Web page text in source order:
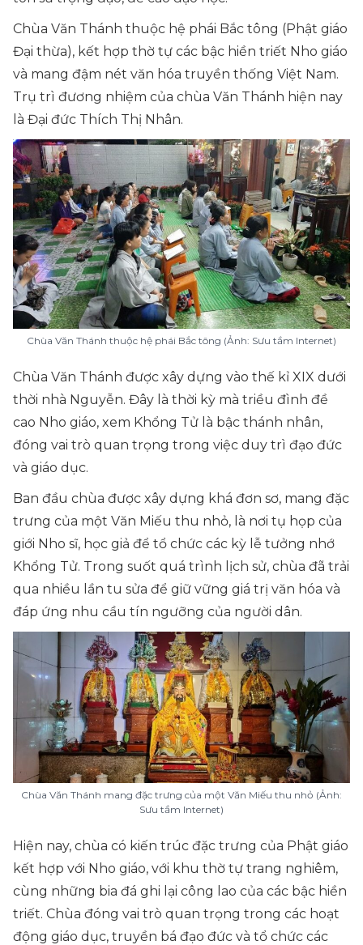
Chùa Văn Thánh thuộc hệ phái Bắc tông (Phật giáo
Đại thừa), kết hợp thờ tự các bậc hiền triết Nho giáo
và mang đậm nét văn hóa truyền thống Việt Nam.
Trụ trì đương nhiệm của chùa Văn Thánh hiện nay
là Đại đức Thích Thị Nhân.
Chùa Văn Thánh thuộc hệ phái Bắc tông (Ảnh: Sưu tầm Internet)
Chùa Văn Thánh được xây dựng vào thế kỉ XIX dưới
thời nhà Nguyễn. Đây là thời kỳ mà triều đình đề
cao Nho giáo, xem Khổng Tử là bậc thánh nhân,
đóng vai trò quan trọng trong việc duy trì đạo đức
và giáo dục.
Ban đầu chùa được xây dựng khá đơn sơ, mang đặc
trưng của một Văn Miếu thu nhỏ, là nơi tụ họp của
giới Nho sĩ, học giả để tổ chức các kỳ lễ tưởng nhớ
Khổng Tử. Trong suốt quá trình lịch sử, chùa đã trải
qua nhiều lần tu sửa để giữ vững giá trị văn hóa và
đáp ứng nhu cầu tín ngưỡng của người dân.
Chùa Văn Thánh mang đặc trưng của một Văn Miếu thu nhỏ (Ảnh:
Sưu tầm Internet)
Hiện nay, chùa có kiến trúc đặc trưng của Phật giáo
kết hợp với Nho giáo, với khu thờ tự trang nghiêm,
cùng những bia đá ghi lại công lao của các bậc hiền
triết. Chùa đóng vai trò quan trọng trong các hoạt
động giáo dục, truyền bá đạo đức và tổ chức các